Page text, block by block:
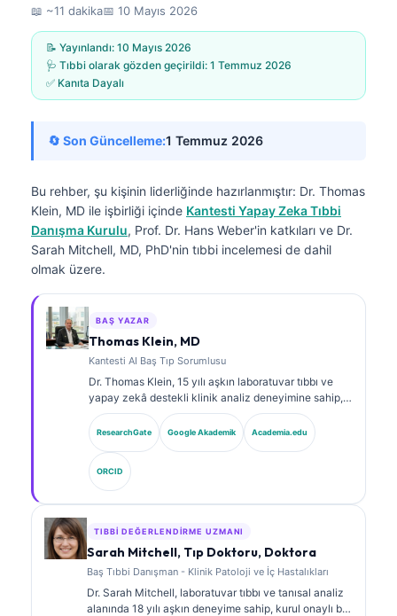
📖 ~11 dakika📅 10 Mayıs 2026
📝 Yayınlandı: 10 Mayıs 2026
🩺 Tıbbi olarak gözden geçirildi: 1 Temmuz 2026
✅ Kanıta Dayalı
🔄 Son Güncelleme:1 Temmuz 2026
Bu rehber, şu kişinin liderliğinde hazırlanmıştır: Dr. Thomas
Klein, MD ile işbirliği içinde Kantesti Yapay Zeka Tıbbi
Danışma Kurulu, Prof. Dr. Hans Weber'in katkıları ve Dr.
Sarah Mitchell, MD, PhD'nin tıbbi incelemesi de dahil
olmak üzere.
BAŞ YAZAR
Thomas Klein, MD
Kantesti AI Baş Tıp Sorumlusu
Dr. Thomas Klein, 15 yılı aşkın laboratuvar tıbbı ve
yapay zekâ destekli klinik analiz deneyimine sahip,
kurul onaylı bir klinik hematolog ve dâhiliye
uzmanıdır. Kantesti AI bünyesinde Tıbbi Direktör
olarak, tescilli sinir ağının tıbbi doğruluğuna ilişkin
klinik gözetim sağlar. Dr. Klein, biyobelirteç
yorumlanması ve laboratuvar tıbbı konularında
laboratuvar tanılarına ilişkin kapsamlı yayınlar
yapmıştır.
ResearchGate Google Akademik Academia.edu
ORCID
TIBBI DEĞERLENDIRME UZMANI
Sarah Mitchell, Tıp Doktoru, Doktora
Baş Tıbbi Danışman - Klinik Patoloji ve İç Hastalıkları
Dr. Sarah Mitchell, laboratuvar tıbbı ve tanısal analiz
alanında 18 yılı aşkın deneyime sahip, kurul onaylı bir